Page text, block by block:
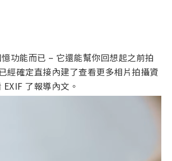
功能而已 – 它還能幫你回想起之前拍
經確定直接內建了查看更多相片拍攝資
了報導內文。